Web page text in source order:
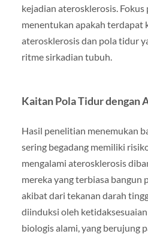
kejadian aterosklerosis.
menentukan apakah terdapat
aterosklerosis dan pola tidur
ritme sirkadian tubuh.
Kaitan Pola Tidur dengan
Hasil penelitian menemukan
sering begadang memiliki
mengalami aterosklerosis
mereka yang terbiasa bangun
akibat dari tekanan darah
diinduksi oleh
biologis alami, yang berujung